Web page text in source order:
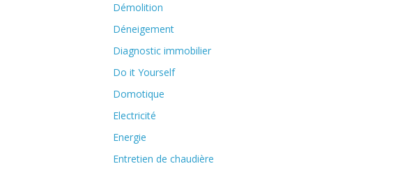
Démolition
Déneigement
Diagnostic immobilier
Do it Yourself
Domotique
Electricité
Energie
Entretien de chaudière